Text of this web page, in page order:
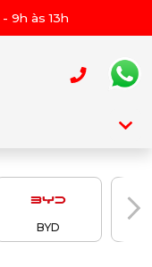
9h às 13h
BYD